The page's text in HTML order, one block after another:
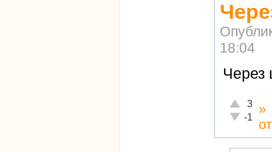
18:04
Через
Отлично!
3
-1
»